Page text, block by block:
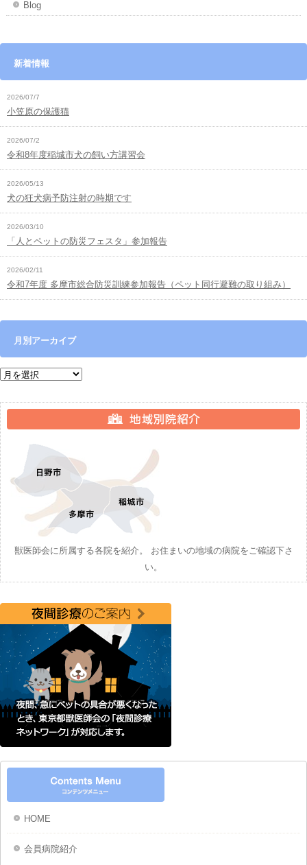
Blog
新着情報
2026/07/7
小笠原の保護猫
2026/07/2
令和8年度稲城市犬の飼い方講習会
2026/05/13
犬の狂犬病予防注射の時期です
2026/03/10
「人とペットの防災フェスタ」参加報告
2026/02/11
令和7年度 多摩市総合防災訓練参加報告（ペット同行避難の取り組み）
月別アーカイブ
月別アーカイブ
獣医師会に所属する各院を紹介。 お住まいの地域の病院をご確認下さ
い。
HOME
会員病院紹介